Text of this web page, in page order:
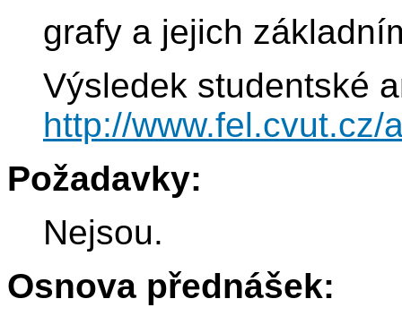
grafy a jejich
Výsledek studentské
http://www.fel.cvut.cz/
Požadavky:
Nejsou.
Osnova přednášek: